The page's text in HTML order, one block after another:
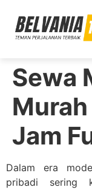
Sewa
Jam
Dalam era
pribadi sering